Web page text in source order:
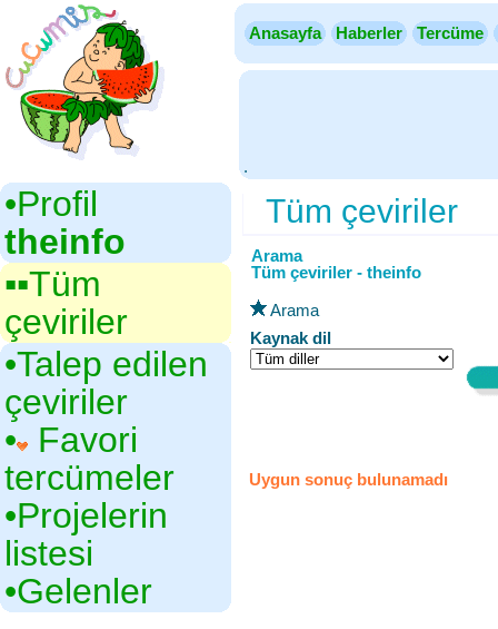
Anasayfa Haberler Tercüme
.
•‎Profil
theinfo
▪▪‎Tüm
çeviriler
•‎Talep edilen
çeviriler
•‎
Favori
tercümeler
•‎Projelerin
listesi
•‎Gelenler
Tüm çeviriler
Arama
Tüm çeviriler - theinfo
Arama
Kaynak dil
Uygun sonuç bulunamadı